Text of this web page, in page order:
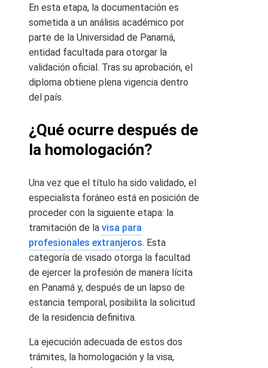
En esta etapa, la documentación es
sometida a un análisis académico por
parte de la Universidad de Panamá,
entidad facultada para otorgar la
validación oficial. Tras su aprobación, el
diploma obtiene plena vigencia dentro
del país.
¿Qué ocurre después de
la homologación?
Una vez que el título ha sido validado, el
especialista foráneo está en posición de
proceder con la siguiente etapa: la
tramitación de la visa para
profesionales extranjeros. Esta
categoría de visado otorga la facultad
de ejercer la profesión de manera lícita
en Panamá y, después de un lapso de
estancia temporal, posibilita la solicitud
de la residencia definitiva.
La ejecución adecuada de estos dos
trámites, la homologación y la visa,